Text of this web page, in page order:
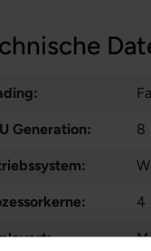
Generation: 8
4